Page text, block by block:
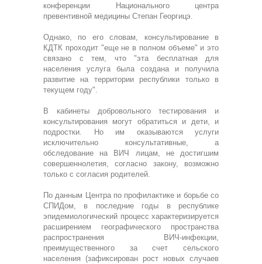
конференции Национального центра
превентивной медицины Степан Георгицэ.
Однако, по его словам, консультирование в
КДТК проходит "еще не в полном объеме" и это
связано с тем, что "эта бесплатная для
населения услуга была создана и получила
развитие на территории республики только в
текущем году".
В кабинеты добровольного тестирования и
консультирования могут обратиться и дети, и
подростки. Но им оказываются услуги
исключительно консультативные, а
обследование на ВИЧ лицам, не достигшим
совершеннолетия, согласно закону, возможно
только с согласия родителей.
По данным Центра по профилактике и борьбе со
СПИДом, в последние годы в республике
эпидемиологический процесс характеризируется
расширением географического пространства
распространения ВИЧ-инфекции,
преимущественного за счет сельского
населения (зафиксирован рост новых случаев